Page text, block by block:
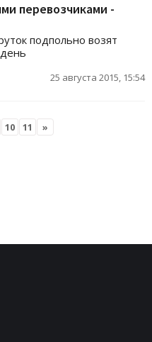
перевозчиками -
подпольно возят
25 августа 2015, 15:54
10 11 »